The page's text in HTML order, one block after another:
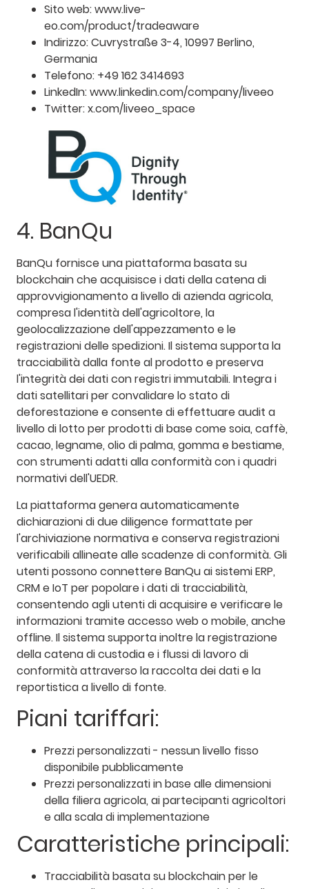
Sito web: www.live-
eo.com/product/tradeaware
Indirizzo: Cuvrystraße 3-4, 10997 Berlino,
Germania
Telefono: +49 162 3414693
LinkedIn: www.linkedin.com/company/liveeo
Twitter: x.com/liveeo_space
4. BanQu
BanQu fornisce una piattaforma basata su
blockchain che acquisisce i dati della catena di
approvvigionamento a livello di azienda agricola,
compresa l'identità dell'agricoltore, la
geolocalizzazione dell'appezzamento e le
registrazioni delle spedizioni. Il sistema supporta la
tracciabilità dalla fonte al prodotto e preserva
l'integrità dei dati con registri immutabili. Integra i
dati satellitari per convalidare lo stato di
deforestazione e consente di effettuare audit a
livello di lotto per prodotti di base come soia, caffè,
cacao, legname, olio di palma, gomma e bestiame,
con strumenti adatti alla conformità con i quadri
normativi dell'UEDR.
La piattaforma genera automaticamente
dichiarazioni di due diligence formattate per
l'archiviazione normativa e conserva registrazioni
verificabili allineate alle scadenze di conformità. Gli
utenti possono connettere BanQu ai sistemi ERP,
CRM e IoT per popolare i dati di tracciabilità,
consentendo agli utenti di acquisire e verificare le
informazioni tramite accesso web o mobile, anche
offline. Il sistema supporta inoltre la registrazione
della catena di custodia e i flussi di lavoro di
conformità attraverso la raccolta dei dati e la
reportistica a livello di fonte.
Piani tariffari:
Prezzi personalizzati - nessun livello fisso
disponibile pubblicamente
Prezzi personalizzati in base alle dimensioni
della filiera agricola, ai partecipanti agricoltori
e alla scala di implementazione
Caratteristiche principali:
Tracciabilità basata su blockchain per le